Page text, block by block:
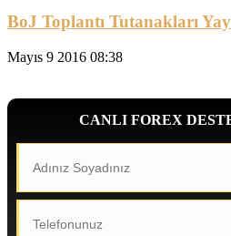
BoJ Toplantı Tutanakları
Mayıs 9 2016 08:38
CANLI FOREX